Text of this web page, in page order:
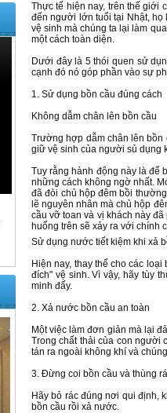
Thực tế hiện nay, trên thế giới
đến người lớn tuổi tại Nhật, họ
vệ sinh mà chúng ta lại làm
một cách toàn diện.
Dưới đây là 5 thói quen sử
cạnh đó nó góp phần vào sự
1. Sử dụng bồn cầu đúng cách
Không dẫm chân lên bồn cầu
Trường hợp dẫm chân lên bồn
giữ vệ sinh của người sủ dụng
Tuy rằng hành động này là để
những cách không ngờ nhất.
đã đòi chủ hộp đêm bồi
lẽ nguyên nhân mà chủ hộp
cầu vỡ toan và vị khách này
huống trên sẽ xảy ra với chính
Sử dụng nước tiết kiệm khi xả
Hiện nay, thay thế cho các
đích" vệ sinh. Vì vậy, hãy tùy
minh đấy.
2. Xả nước bồn cầu an toàn
Một việc làm đơn giản mà lại
Trong chất thải của con người
tán ra ngoài không khí và
3. Đừng coi bồn cầu và thùng
Hãy bỏ rác đúng nơi qui định,
bồn cầu rồi xả nước.